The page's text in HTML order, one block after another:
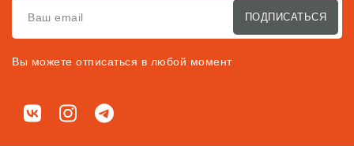
ПОДПИСАТЬСЯ
Вы можете отписаться в любой момент
Мы в соц. сетях
ВКонтактеInstagramTelegram